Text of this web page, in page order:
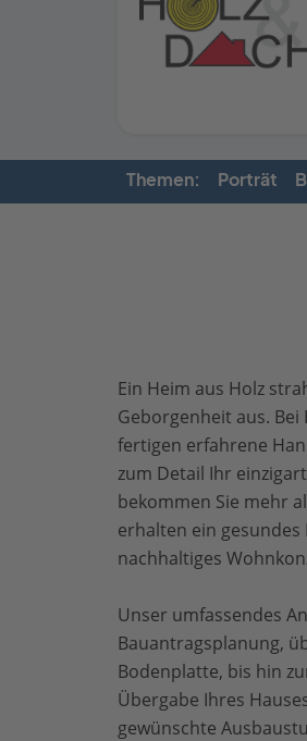
Themen: Porträt
Ein Heim aus Holz
Geborgenheit aus. Bei
fertigen erfahrene
zum Detail Ihr
bekommen Sie mehr
erhalten ein
nachhaltiges
Unser umfassendes
Bauantragsplanung,
Bodenplatte, bis hin
Übergabe Ihres
gewünschte